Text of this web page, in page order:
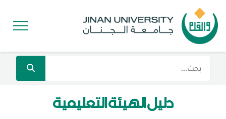
دليل الهيئة التعليمية